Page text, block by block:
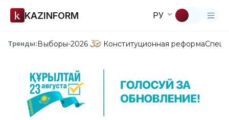
KAZINFORM РУ
Тренды:Выборы-2026 Конституционная реформа